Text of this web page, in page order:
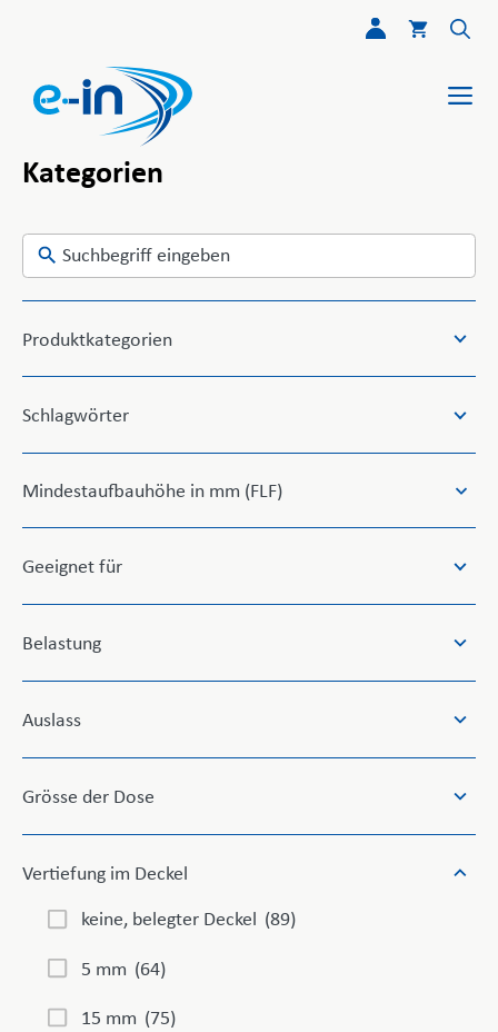
results
Kategorien
Produktkategorien
Schlagwörter
Mindestaufbauhöhe in mm (FLF)
5
Geeignet für
Belastung
Auslass
Grösse der Dose
Vertiefung im Deckel
keine, belegter Deckel (89)
5 mm (64)
15 mm (75)